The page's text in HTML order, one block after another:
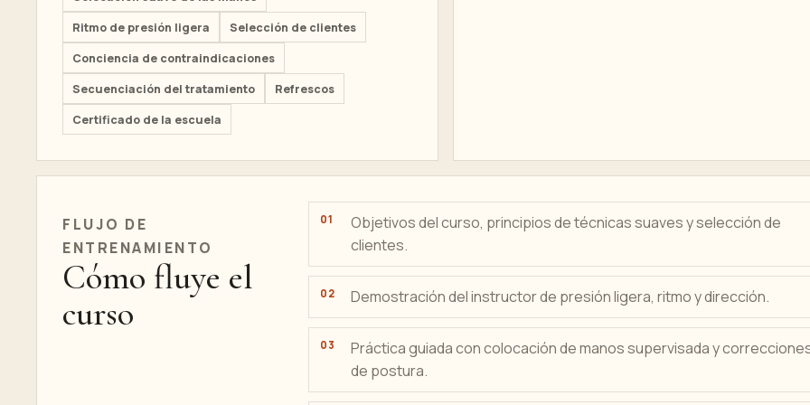
Ritmo de presión ligera
Selección de clientes
Conciencia de contraindicaciones
Secuenciación del tratamiento
Refrescos
Certificado de la escuela
FLUJO DE
ENTRENAMIENTO
Cómo fluye el
curso
Objetivos del curso, principios de técnicas suaves y selección de
clientes.
Demostración del instructor de presión ligera, ritmo y dirección.
Práctica guiada con colocación de manos supervisada y
de postura.